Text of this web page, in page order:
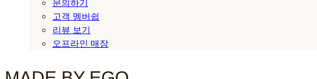
고객 멤버쉽
리뷰 보기
오프라인 매장